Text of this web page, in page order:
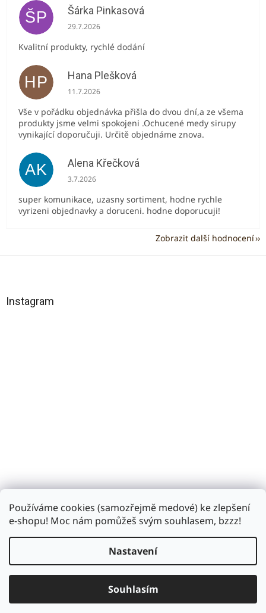
Používáme cookies (samozřejmě medové) ke zlepšení
e-shopu! Moc nám pomůžeš svým souhlasem, bzzz!
Nastavení
Souhlasím
ŠP Šárka Pinkasová
Hodnocení obchodu je 5 z 5 hvězdiček.
29.7.2026
Kvalitní produkty, rychlé dodání
HP Hana Plešková
Hodnocení obchodu je 5 z 5 hvězdiček.
11.7.2026
Vše v pořádku objednávka přišla do dvou dní,a ze všema
produkty jsme velmi spokojeni .Ochucené medy sirupy
vynikající doporučuji. Určitě objednáme znova.
AK Alena Křečková
Hodnocení obchodu je 5 z 5 hvězdiček.
3.7.2026
super komunikace, uzasny sortiment, hodne rychle
vyrizeni objednavky a doruceni. hodne doporucuji!
Zobrazit další hodnocení
Instagram
Sledovat na Instagramu
Vytvořil Shoptet
Bzukot.cz. Všechna práva vyhrazena.